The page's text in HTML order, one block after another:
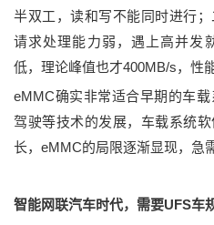
半双工，读和写不能同时进行；
请求处理能力弱 ，遇上高并发
低，理论峰值也才400MB/s，性
eMMC确实非常适合早期的车
驾驶等技术的发展，车载系统
长， eMMC的局限逐渐显现，急
智能网联汽车时代，需要UFS车